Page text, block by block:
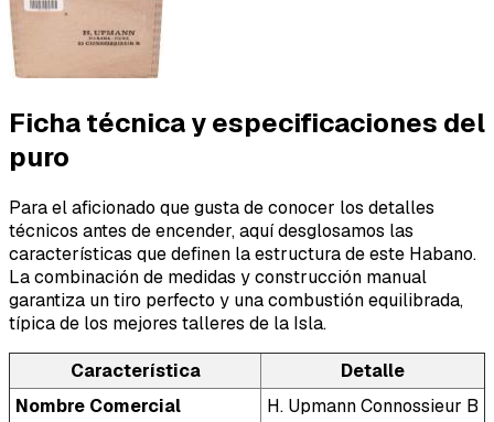
Ficha técnica y especificaciones del
puro
Para el aficionado que gusta de conocer los detalles
técnicos antes de encender, aquí desglosamos las
características que definen la estructura de este Habano.
La combinación de medidas y construcción manual
garantiza un tiro perfecto y una combustión equilibrada,
típica de los mejores talleres de la Isla.
Característica
Detalle
Nombre Comercial
H. Upmann Connossieur B